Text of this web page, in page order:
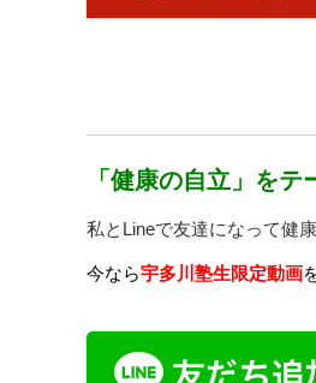
「健康の自立」を
私とLineで友達になって健
今なら宇多川塾生限定動画